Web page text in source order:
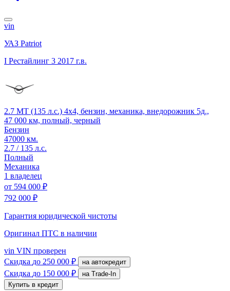
vin
УАЗ Patriot
I Рестайлинг 3 2017 г.в.
2.7 MT (135 л.с.) 4x4, бензин, механика, внедорожник 5д.,
47 000 км, полный, черный
Бензин
47000 км.
2.7 / 135 л.с.
Полный
Механика
1 владелец
от 594 000 ₽
792 000 ₽
Гарантия юридической чистоты
Оригинал ПТС в наличии
vin VIN проверен
Скидка до 250 000 ₽ на автокредит
Скидка до 150 000 ₽
на Trade-In
Купить в кредит